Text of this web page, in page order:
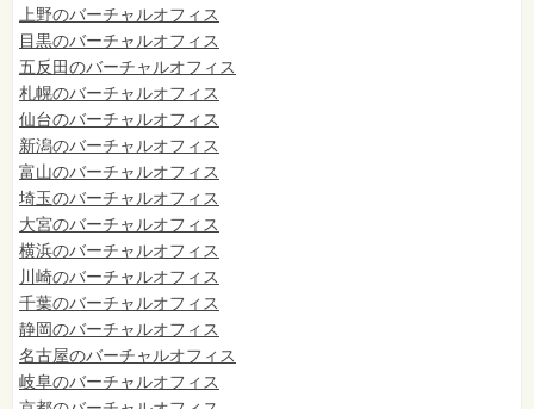
上野のバーチャルオフィス
目黒のバーチャルオフィス
五反田のバーチャルオフィス
札幌のバーチャルオフィス
仙台のバーチャルオフィス
新潟のバーチャルオフィス
富山のバーチャルオフィス
埼玉のバーチャルオフィス
大宮のバーチャルオフィス
横浜のバーチャルオフィス
川崎のバーチャルオフィス
千葉のバーチャルオフィス
静岡のバーチャルオフィス
名古屋のバーチャルオフィス
岐阜のバーチャルオフィス